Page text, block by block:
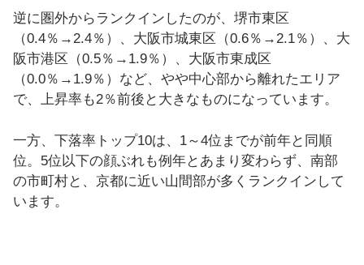
逆に圏外からランクインしたのが、堺市東区
（0.4％→2.4％）、大阪市城東区（0.6％→2.1％）、大
阪市港区（0.5％→1.9％）、大阪市東成区
（0.0％→1.9％）など、やや中心部から離れたエリア
で、上昇率も2％前後と大きなものになっています。
一方、下落率トップ10は、1～4位までが前年と同順
位。5位以下の顔ぶれも例年とあまり変わらず、南部
の市町村と、京都に近い山間部が多くランクインして
います。